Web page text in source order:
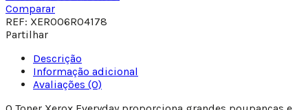
Comparar
REF: XER006R04178
Partilhar
Descrição
Informação adicional
Avaliações (0)